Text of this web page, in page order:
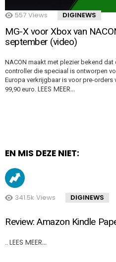
557 Views DIGINEWS
MG-X voor Xbox van
september (video)
NACON maakt met plezier bekend
controller die speciaal is ontworpen
Europa verkrijgbaar is voor pre-
99,90 euro. LEES MEER…
EN MIS DEZE NIET:
341.5k Views DIGINEWS
Review: Amazon Kindle
LEES MEER…